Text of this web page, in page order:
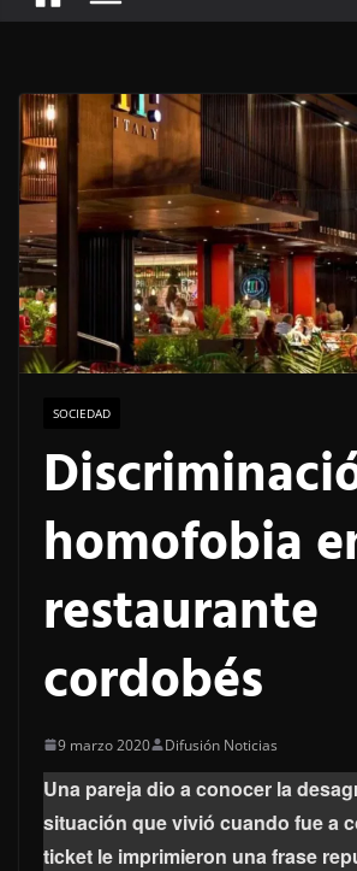
SOCIEDAD
homofobia
restaurante
cordobés
9 marzo 2020 Difusión Noticias
Una pareja dio a conocer la
situación que vivió cuando fue a
ticket le imprimieron una frase